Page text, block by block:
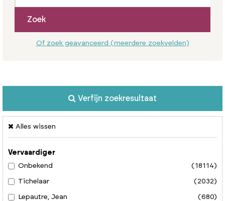
Zoek
Of zoek geavanceerd (meerdere zoekvelden)
Verfijn zoekresultaat
Alles wissen
Vervaardiger
Onbekend
(18114)
Tichelaar (2032)
Lepautre, Jean (680)